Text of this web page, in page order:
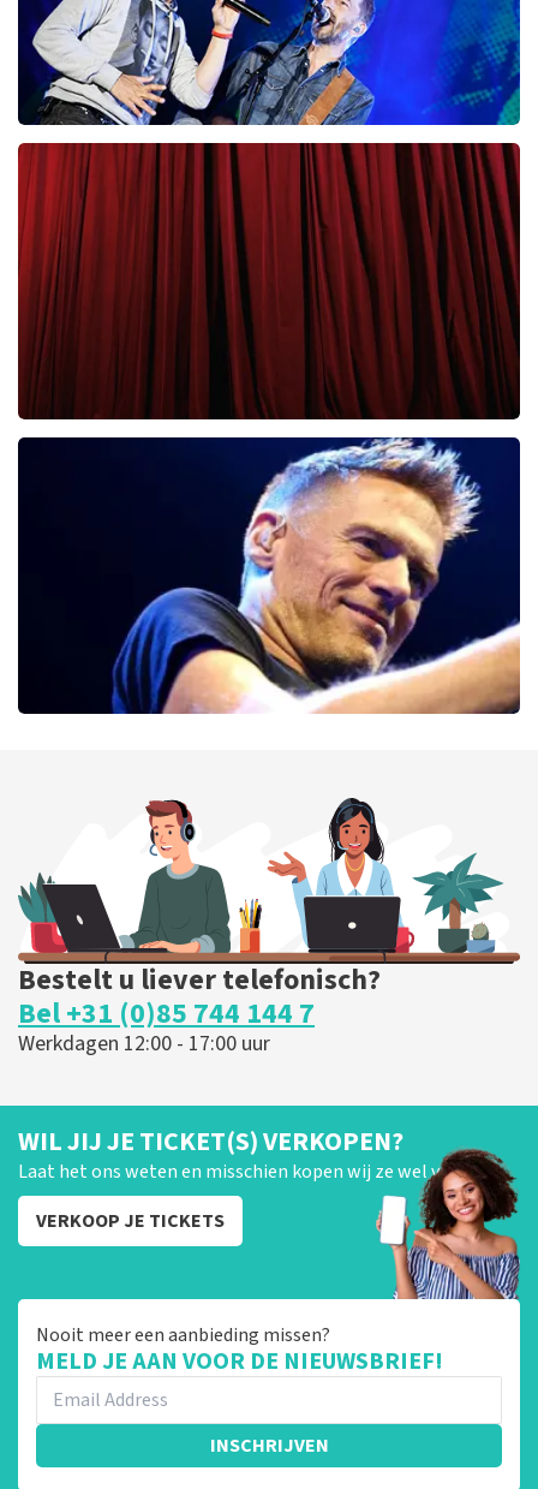
Clouseau
65
BESTEL NU
Bestelt u liever telefonisch?
Bel +31 (0)85 744 144 7
Werkdagen 12:00 - 17:00 uur
WIL JIJ JE TICKET(S) VERKOPEN?
Laat het ons weten en misschien kopen wij ze wel van je!
VERKOOP JE TICKETS
Nooit meer een aanbieding missen?
MELD JE AAN VOOR DE NIEUWSBRIEF!
INSCHRIJVEN